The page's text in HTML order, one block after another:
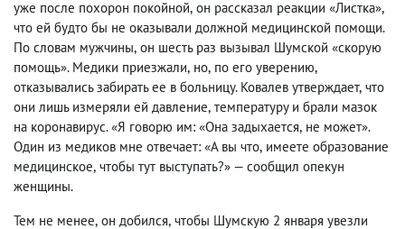
уже после похорон покойной, он рассказал реакции «Листка»,
что ей будто бы не оказывали должной медицинской помощи.
По словам мужчины, он шесть раз вызывал Шумской «скорую
помощь». Медики приезжали, но, по его уверению,
отказывались забирать ее в больницу. Ковалев утверждает, что
они лишь измеряли ей давление, температуру и брали мазок
на коронавирус. «Я говорю им: «Она задыхается, не может».
Один из медиков мне отвечает: «А вы что, имеете образование
медицинское, чтобы тут выступать?» — сообщил опекун
женщины.
Тем не менее, он добился, чтобы Шумскую 2 января увезли